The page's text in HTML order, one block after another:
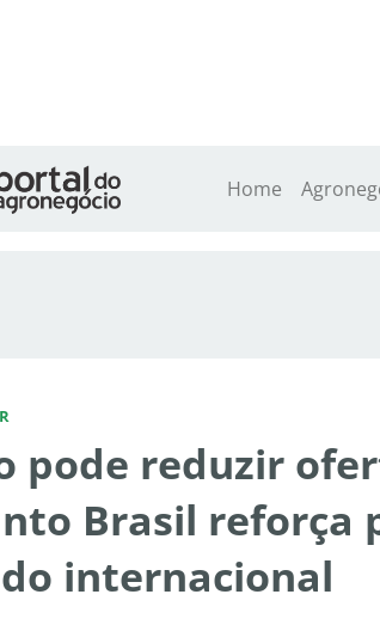
Home
pode reduzir
Brasil reforça
internacional